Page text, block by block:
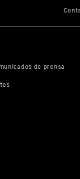
su
y
el